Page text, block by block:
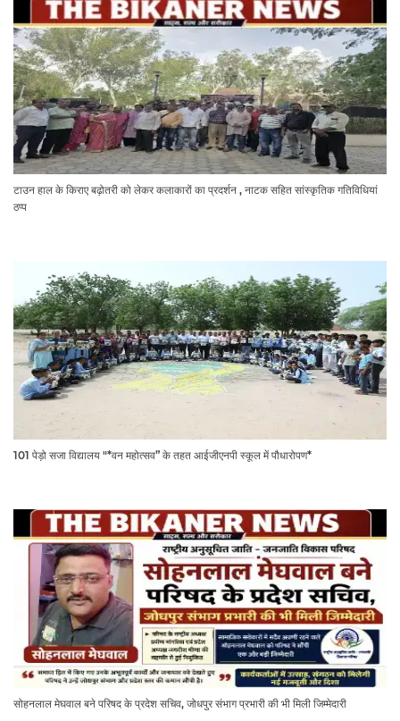
टाउन हाल के किराए बढ़ोतरी को लेकर कलाकारों का प्रदर्शन , नाटक सहित सांस्कृतिक गतिविधियां
ठप्प
101 पेड़ो सजा विद्यालय "*वन महोत्सव” के तहत आईजीएनपी स्कूल में पौधारोपण*
सोहनलाल मेघवाल बने परिषद के प्रदेश सचिव, जोधपुर संभाग प्रभारी की भी मिली जिम्मेदारी